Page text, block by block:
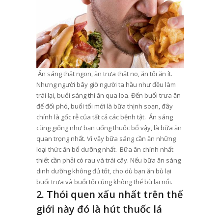
Ăn sáng thật ngon, ăn trưa thật no, ăn tối ăn ít.
Nhưng người bây giờ người ta hầu như đều làm
trái lại, buổi sáng thì ăn qua loa. Đến buổi trưa ăn
để đối phó, buổi tối mới là bữa thịnh soạn, đây
chính là gốc rễ của tất cả các bệnh tật. Ăn sáng
cũng giống như bạn uống thuốc bổ vậy, là bữa ăn
quan trọng nhất. Vì vậy bữa sáng cần ăn những
loại thức ăn bổ dưỡng nhất. Bữa ăn chính nhất
thiết cần phải có rau và trái cây. Nếu bữa ăn sáng
dinh dưỡng không đủ tốt, cho dù bạn ăn bù lại
buổi trưa và buổi tối cũng không thể bù lại nổi.
2. Thói quen xấu nhất trên thế
giới này đó là hút thuốc lá